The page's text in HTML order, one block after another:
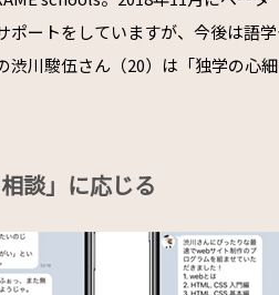
ポートをしていますが、今後は語
川駿伍さん（20）は「独学の心
談」に応じる